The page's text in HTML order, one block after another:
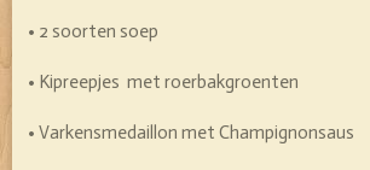
• 2 soorten soep
• Kipreepjes met roerbakgroenten
• Varkensmedaillon met Champignonsaus